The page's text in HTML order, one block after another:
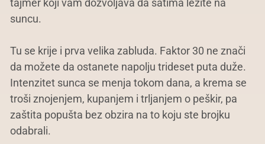
tajmer koji vam dozvoljava da satima ležite na
suncu.
Tu se krije i prva velika zabluda. Faktor 30 ne znači
da možete da ostanete napolju trideset puta duže.
Intenzitet sunca se menja tokom dana, a krema se
troši znojenjem, kupanjem i trljanjem o peškir, pa
zaštita popušta bez obzira na to koju ste brojku
odabrali.